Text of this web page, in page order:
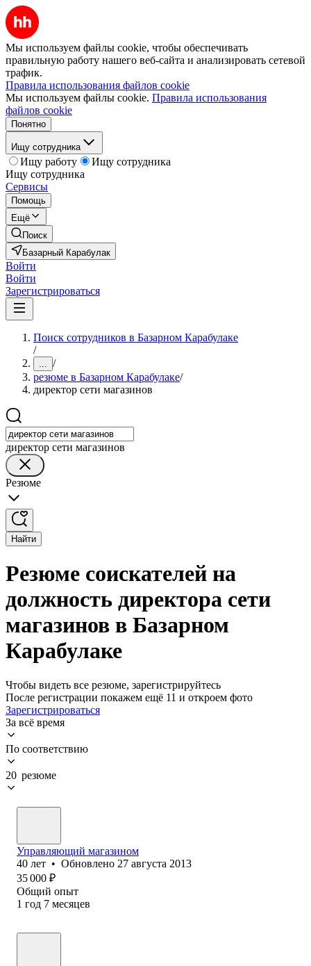
Мы используем файлы cookie, чтобы обеспечивать
правильную работу нашего веб-сайта и анализировать сетевой
трафик.
Правила использования файлов cookie
Мы используем файлы cookie. Правила использования
файлов cookie
Понятно
Ищу сотрудника
Ищу работу
Ищу сотрудника
Ищу сотрудника
Сервисы
Помощь
Ещё
Поиск
Базарный Карабулак
Войти
Войти
Зарегистрироваться
Поиск сотрудников в Базарном Карабулаке
/
... /
резюме в Базарном Карабулаке/
директор сети магазинов
директор сети магазинов
Резюме
Найти
Резюме соискателей на
должность директора сети
магазинов в Базарном
Карабулаке
Чтобы видеть все резюме, зарегистрируйтесь
После регистрации покажем ещё 11 и откроем фото
Зарегистрироваться
За всё время
По соответствию
20 резюме
Управляющий магазином
40 лет • Обновлено 27 августа 2013
35 000 ₽
Общий опыт
1 год 7 месяцев